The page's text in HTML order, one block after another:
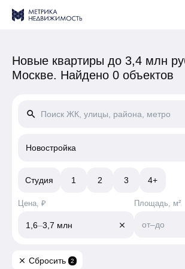
Новые квартиры до 3,4 млн
Москве. Найдено 0 объектов
search
Новостройка
Студия 1 2 3 4+
Цена, ₽
1,6–3,7 млн close
Площадь, м²
от–до
close Сбросить 2